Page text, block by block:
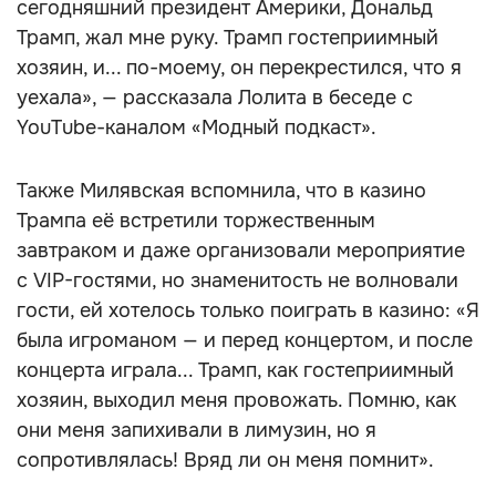
сегодняшний президент Америки, Дональд
Трамп, жал мне руку. Трамп гостеприимный
хозяин, и... по-моему, он перекрестился, что я
уехала», — рассказала Лолита в беседе с
YouTube-каналом «Модный подкаст».
Также Милявская вспомнила, что в казино
Трампа её встретили торжественным
завтраком и даже организовали мероприятие
с VIP-гостями, но знаменитость не волновали
гости, ей хотелось только поиграть в казино: «Я
была игроманом — и перед концертом, и после
концерта играла... Трамп, как гостеприимный
хозяин, выходил меня провожать. Помню, как
они меня запихивали в лимузин, но я
сопротивлялась! Вряд ли он меня помнит».